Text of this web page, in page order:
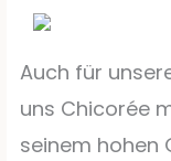
Auch für
uns Chicorée
seinem hohen